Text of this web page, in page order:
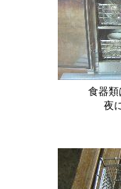
食器
夜